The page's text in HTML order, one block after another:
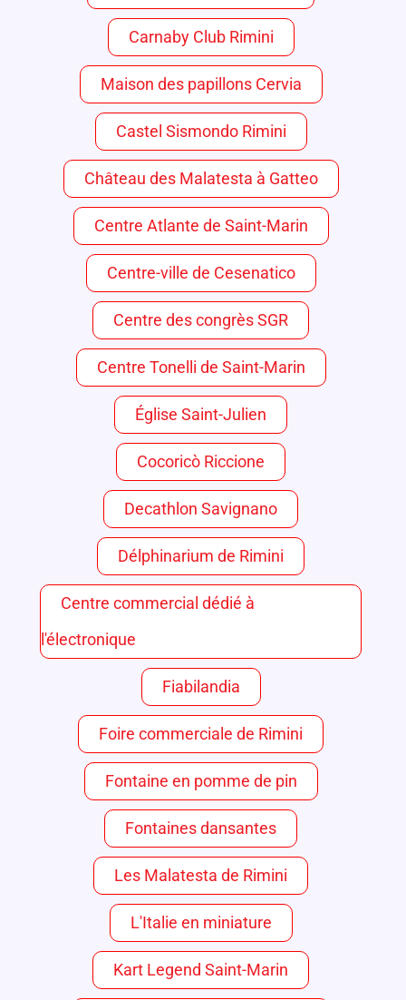
Carnaby Club Rimini
Maison des papillons Cervia
Castel Sismondo Rimini
Château des Malatesta à Gatteo
Centre Atlante de Saint-Marin
Centre-ville de Cesenatico
Centre des congrès SGR
Centre Tonelli de Saint-Marin
Église Saint-Julien
Cocoricò Riccione
Decathlon Savignano
Délphinarium de Rimini
Centre commercial dédié à
l'électronique
Fiabilandia
Foire commerciale de Rimini
Fontaine en pomme de pin
Fontaines dansantes
Les Malatesta de Rimini
L'Italie en miniature
Kart Legend Saint-Marin